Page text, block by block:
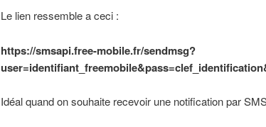
Le lien ressemble a ceci :
https://smsapi.free-mobile.fr/sendmsg?
Idéal quand on souhaite recevoir une notification par